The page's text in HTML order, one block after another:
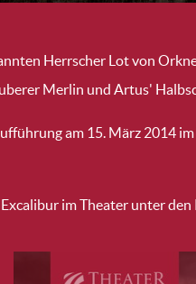
Herrscher Lot von
Merlin und Artus'
am 15. März 2014
im Theater unter